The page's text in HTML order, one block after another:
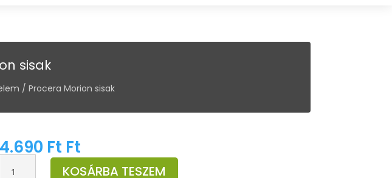
sisak
/ Procera Morion sisak
4.690 Ft Ft
Morion
KOSÁRBA TESZEM